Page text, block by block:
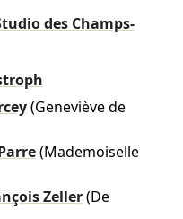
des Champs-
(Geneviève de
(Mademoiselle
Zeller (De